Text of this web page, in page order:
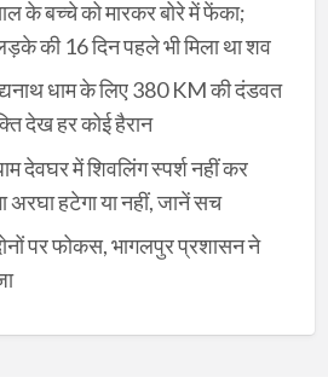
के बच्चे को मारकर बोरे में फेंका;
की 16 दिन पहले भी मिला था शव
धाम के लिए 380 KM की दंडवत
देख हर कोई हैरान
देवघर में शिवलिंग स्पर्श नहीं कर
हटेगा या नहीं, जानें सच
पर फोकस, भागलपुर प्रशासन ने